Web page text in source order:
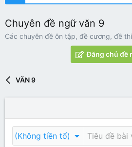
Chuyên đề ngữ văn 9
Các chuyên đề ôn tập, đề cương, đề
Đăng chủ đề
VĂN 9
(Không tiền tố)